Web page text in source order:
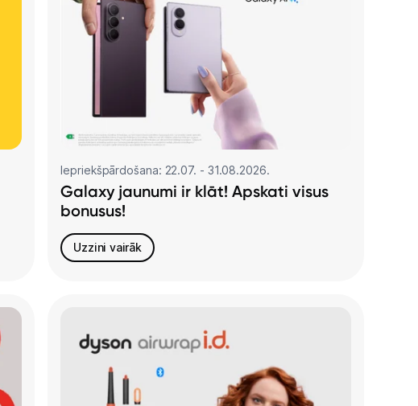
Iepriekšpārdošana: 22.07. - 31.08.2026.
Galaxy jaunumi ir klāt! Apskati visus
bonusus!
Uzzini vairāk